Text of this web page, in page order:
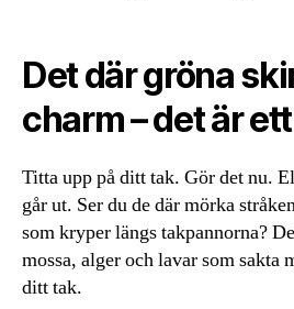
Det där gröna
charm – det är
Titta upp på ditt tak. Gör det nu.
går ut. Ser du de där mörka
som kryper längs takpannorna?
mossa, alger och lavar som sakta
ditt tak.